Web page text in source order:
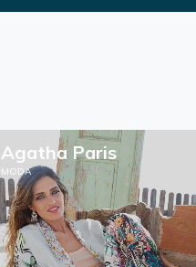
Agatha Paris
MODA